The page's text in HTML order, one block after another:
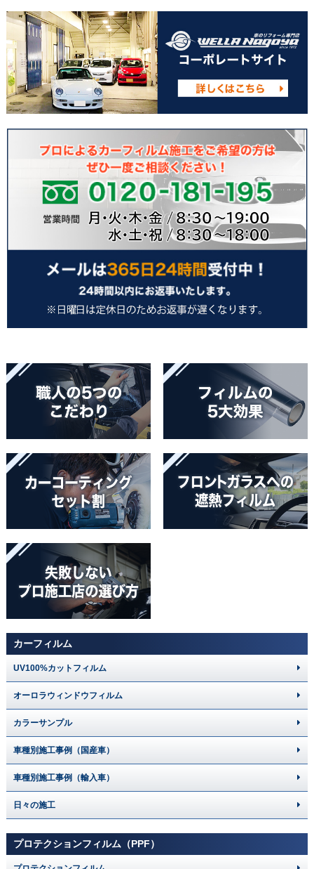
カーフィルム
UV100%カットフィルム
オーロラウィンドウフィルム
カラーサンプル
車種別施工事例（国産車）
車種別施工事例（輸入車）
日々の施工
プロテクションフィルム（PPF）